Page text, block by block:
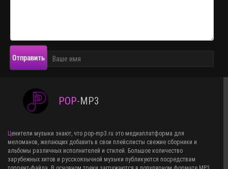
Отправить
POP-MP3
Ценители музыки знают, что pop-mp3.ru это медиаплатформа для
меломанов, желающих добавить в свои плейслисты свежие сборники и
альбомы различных исполнителей и стилей. Большое количество
зарубежных хитов и русскоязычной музыки публикуются посредствам